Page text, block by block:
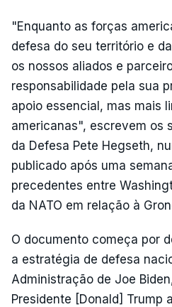
"Enquanto as forças
defesa do seu território e
os nossos aliados e
responsabilidade pela sua
apoio essencial, mas mais
americanas", escrevem os
da Defesa Pete Hegseth,
publicado após uma
precedentes entre
da NATO em relação à
O documento começa por
a estratégia de defesa
Administração de Joe
Presidente [Donald] Trump